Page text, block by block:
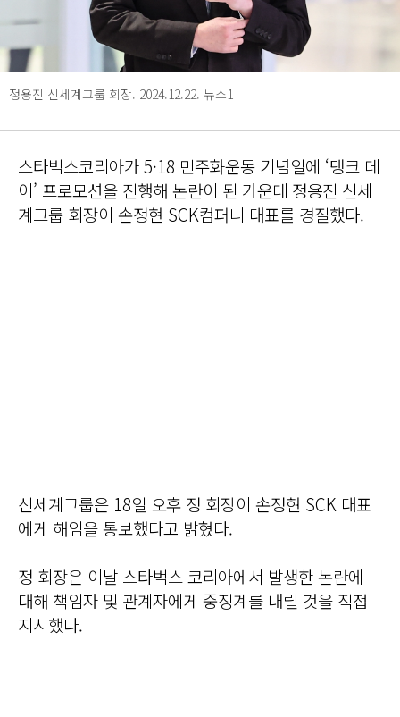
정용진 신세계그룹 회장. 2024.12.22. 뉴스1
스타벅스코리아가 5·18 민주화운동 기념일에 ‘탱크 데
이’ 프로모션을 진행해 논란이 된 가운데 정용진 신세
계그룹 회장이 손정현 SCK컴퍼니 대표를 경질했다.
신세계그룹은 18일 오후 정 회장이 손정현 SCK 대표
에게 해임을 통보했다고 밝혔다.
정 회장은 이날 스타벅스 코리아에서 발생한 논란에
대해 책임자 및 관계자에게 중징계를 내릴 것을 직접
지시했다.